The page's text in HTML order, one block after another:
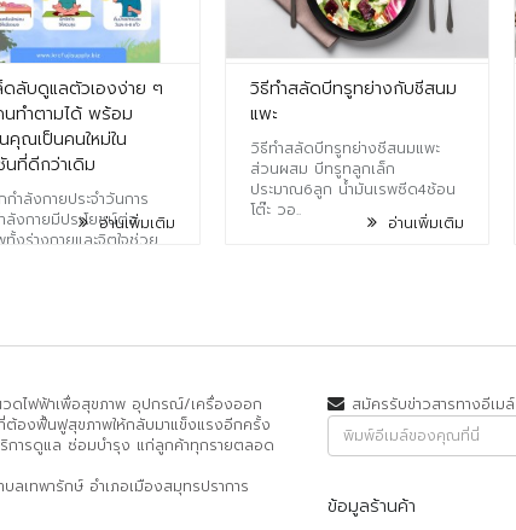
ดลับดูแลตัวเองง่าย ๆ
ทำตามได้ พร้อม
คุณเป็นคนใหม่ใน
นที่ดีกว่าเดิม
กำลังกายประจำวันการ
ลังกายมีประโยชน์ต่อ
ทั้งร่างกายและจิตใจช่วย
อ่านเพิ่มเติม
วิธีทำสลัดบีทรูทย่างกับชีสนม
แพะ
วิธีทำสลัดบีทรูทย่างชีสนมแพะ
ส่วนผสม บีทรูทลูกเล็ก
ประมาณ6ลูก น้ำมันเรพซีด4ช้อน
โต๊ะ วอ..
อ่านเพิ่มเติม
วดไฟฟ้าเพื่อสุขภาพ อุปกรณ์/เครื่องออก
องฟื้นฟูสุขภาพให้กลับมาแข็งแรงอีกครั้ง
การดูแล ซ่อมบำรุง แก่ลูกค้าทุกรายตลอด
เทพารักษ์ อำเภอเมืองสมุทรปราการ
สมัครรับข่าวสารทางอีเมล์
ข้อมูลร้านค้า